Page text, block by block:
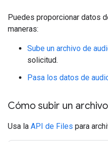
Puedes proporcionar datos
maneras:
Sube un archivo de
solicitud.
Pasa los datos de
Cómo subir un
Usa la API de Files para